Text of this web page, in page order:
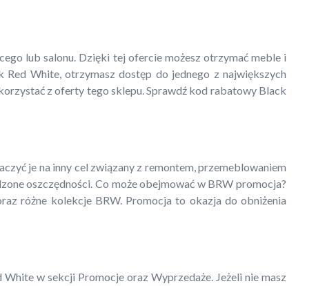
lub salonu. Dzięki tej ofercie możesz otrzymać meble i
White, otrzymasz dostęp do jednego z największych
z oferty tego sklepu. Sprawdź kod rabatowy Black
je na inny cel związany z remontem, przemeblowaniem
oszczędności. Co może obejmować w BRW promocja?
różne kolekcje BRW. Promocja to okazja do obniżenia
w sekcji Promocje oraz Wyprzedaże. Jeżeli nie masz